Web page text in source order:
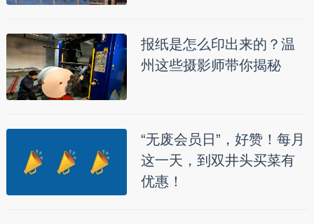
报纸是怎么印出来的？温
州这些摄影师带你揭秘
“无废会员日”，好赞！每月
这一天，到双井头买菜有
优惠！